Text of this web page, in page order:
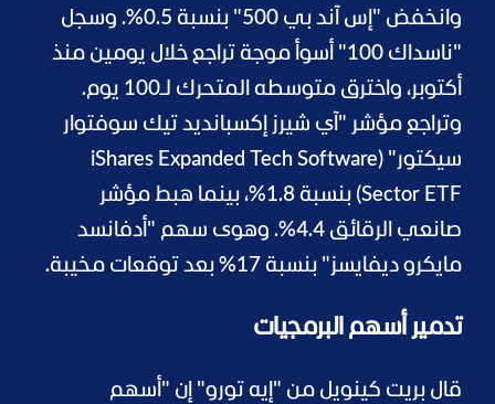
وانخفض "إس آند بي 500" بنسبة 0.5%. وسجل
"ناسداك 100" أسوأ موجة تراجع خلال يومين منذ
أكتوبر، واخترق متوسطه المتحرك لـ100 يوم.
وتراجع مؤشر "آي شيرز إكسبانديد تيك سوفتوار
سيكتور" (iShares Expanded Tech Software
Sector ETF) بنسبة 1.8%، بينما هبط مؤشر
صانعي الرقائق 4.4%. وهوى سهم "أدفانسد
مايكرو ديفايسز" بنسبة 17% بعد توقعات مخيبة.
تدمير أسهم البرمجيات
قال بريت كينويل من "إيه تورو" إن "أسهم